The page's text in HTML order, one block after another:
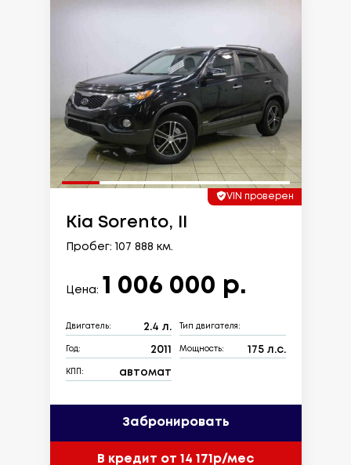
VIN проверен
Kia Sorento, II
Пробег: 107 888 км.
Цена: 1 006 000 р.
Двигатель: 2.4 л. Тип двигателя:
Год: 2011 Мощность: 175 л.с.
КПП: автомат
Забронировать
В кредит от 14 171р/мес